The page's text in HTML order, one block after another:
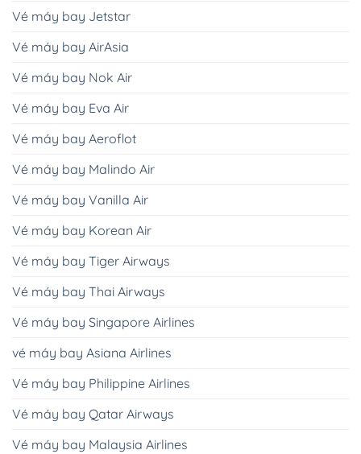
Vé máy bay Jetstar
Vé máy bay AirAsia
Vé máy bay Nok Air
Vé máy bay Eva Air
Vé máy bay Aeroflot
Vé máy bay Malindo Air
Vé máy bay Vanilla Air
Vé máy bay Korean Air
Vé máy bay Tiger Airways
Vé máy bay Thai Airways
Vé máy bay Singapore Airlines
vé máy bay Asiana Airlines
Vé máy bay Philippine Airlines
Vé máy bay Qatar Airways
Vé máy bay Malaysia Airlines